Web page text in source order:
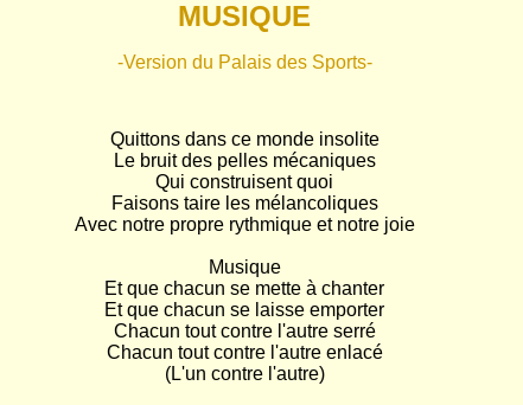
MUSIQUE
-Version du Palais des Sports-
Quittons dans ce monde insolite
Le bruit des pelles mécaniques
Qui construisent quoi
Faisons taire les mélancoliques
Avec notre propre rythmique et notre joie
Musique
Et que chacun se mette à chanter
Et que chacun se laisse emporter
Chacun tout contre l'autre serré
Chacun tout contre l'autre enlacé
(L'un contre l'autre)